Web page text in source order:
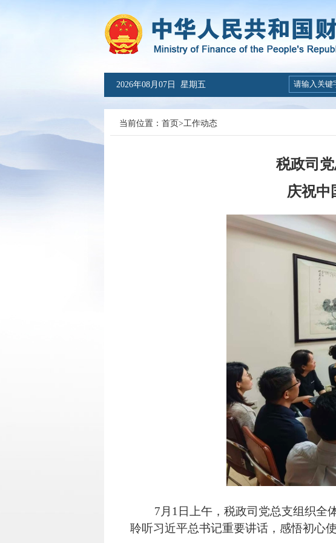
2026年08月07日 星期五
当前位置： 首页>工作动态
税政司
庆祝中
7月1日上午，税政司党总支组织全体
聆听习近平总书记重要讲话，感悟初心